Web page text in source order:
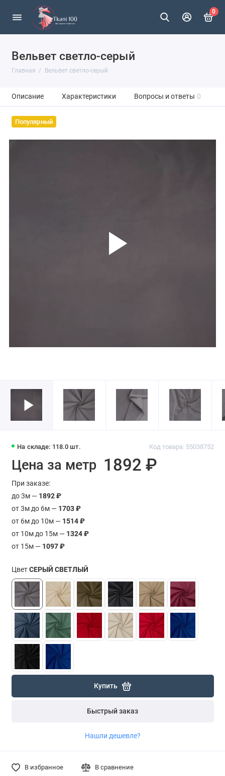
0
Вельвет светло-серый
Главная Вельвет светло-серый
Описание Характеристики Вопросы и ответы 0
Популярный
На складе: 118.0 шт. Код товара: 55038752
Цена за метр 1892 ₽
При заказе:
до 3м — 1892 ₽
от 3м до 6м — 1703 ₽
от 6м до 10м — 1514 ₽
от 10м до 15м — 1324 ₽
от 15м — 1097 ₽
ЦветСЕРЫЙ СВЕТЛЫЙ
Купить
Быстрый заказ
Нашли дешевле?
В избранное В сравнение